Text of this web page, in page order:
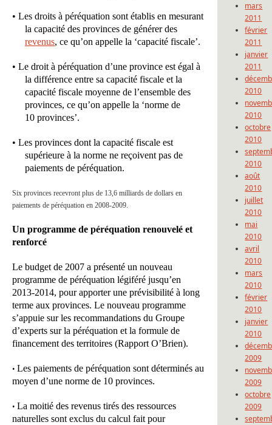
• Les droits à péréquation sont établis en mesurant
la capacité des provinces de générer des
revenus, ce qu’on appelle la ‘capacité fiscale’.
• Le droit à péréquation d’une province est égal à
la différence entre sa capacité fiscale et la
capacité fiscale moyenne de l’ensemble des
provinces, ce qu’on appelle la ‘norme de
10 provinces’.
• Les provinces dont la capacité fiscale est
supérieure à la norme ne reçoivent pas de
paiements de péréquation.
Six provinces recevront plus de 13,6 milliards de dollars en
paiements de péréquation en 2008-2009.
Un programme de péréquation renouvelé et
renforcé
Le budget de 2007 a présenté un nouveau
programme de péréquation légiféré jusqu’en
2013-2014, pour apporter une prévisibilité à long
terme aux provinces. Le nouveau programme
s’appuie sur les recommandations du Groupe
d’experts sur la péréquation et la formule de
financement des territoires (Rapport O’Brien).
• Les paiements de péréquation sont déterminés au
moyen d’une norme de 10 provinces.
• La moitié des revenus tirés des ressources
naturelles sont exclus du calcul fait pour
mars
2011
février
2011
janvier
2011
2010
2010
octobre
2010
2010
août
2010
juillet
2010
mai
2010
avril
2010
mars
2010
février
2010
janvier
2010
2009
2009
octobre
2009